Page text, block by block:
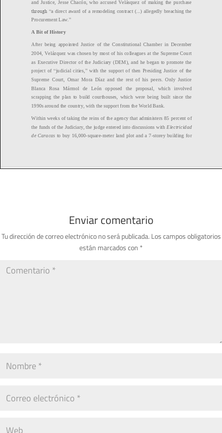
Enviar comentario
Tu dirección de correo electrónico no será publicada. Los campos obligatorios
están marcados con *